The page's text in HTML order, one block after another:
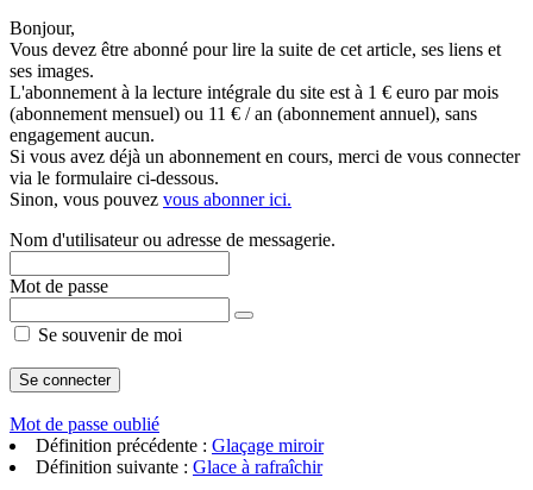
Bonjour,
Vous devez être abonné pour lire la suite de cet article, ses liens et
ses images.
L'abonnement à la lecture intégrale du site est à 1 € euro par mois
(abonnement mensuel) ou 11 € / an (abonnement annuel), sans
engagement aucun.
Si vous avez déjà un abonnement en cours, merci de vous connecter
via le formulaire ci-dessous.
Sinon, vous pouvez vous abonner ici.
Nom d'utilisateur ou adresse de messagerie.
Mot de passe
Se souvenir de moi
Mot de passe oublié
Définition précédente : Glaçage miroir
Définition suivante : Glace à rafraîchir